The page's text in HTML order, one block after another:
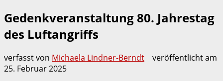
Gedenkveranstaltung 80. Jahrestag
des Luftangriffs
verfasst von Michaela Lindner-Berndt
veröffentlicht am
25. Februar 2025